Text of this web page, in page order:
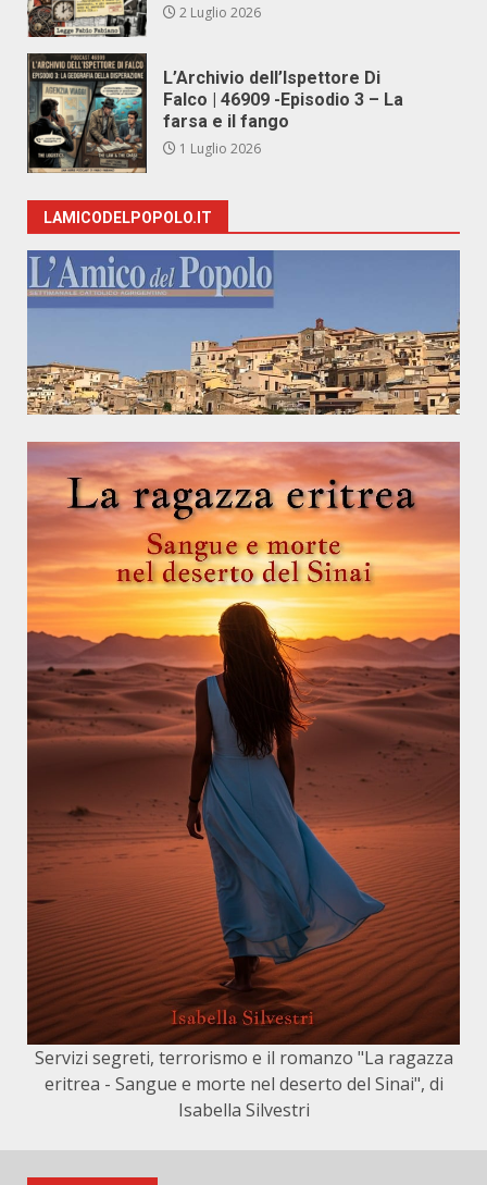
2 Luglio 2026
L’Archivio dell’Ispettore Di
Falco | 46909 -Episodio 3 – La
farsa e il fango
1 Luglio 2026
LAMICODELPOPOLO.IT
Servizi segreti, terrorismo e il romanzo "La ragazza
eritrea - Sangue e morte nel deserto del Sinai", di
Isabella Silvestri